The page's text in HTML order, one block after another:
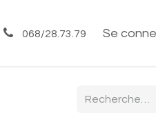
Contactez-
068/28.73.79 Se